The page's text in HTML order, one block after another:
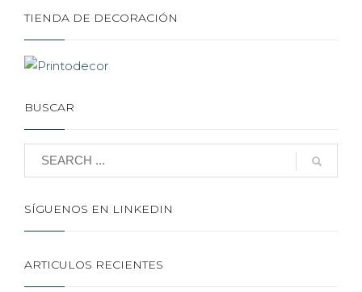
TIENDA DE DECORACIÓN
BUSCAR
SÍGUENOS EN LINKEDIN
ARTICULOS RECIENTES